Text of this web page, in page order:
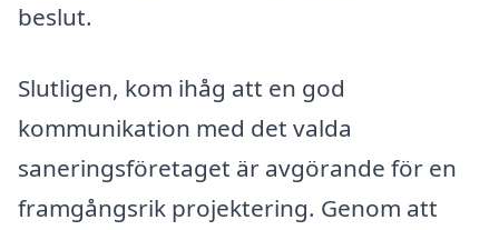
beslut.
Slutligen, kom ihåg att en god
kommunikation med det valda
saneringsföretaget är avgörande för en
framgångsrik projektering. Genom att